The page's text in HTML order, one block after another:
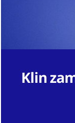
Klin